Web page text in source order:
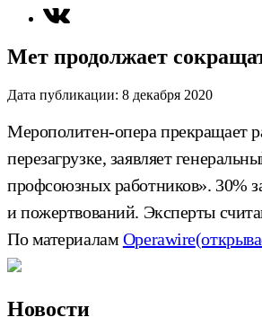
Мет продолжает
Дата публикации: 8 декабря 2020
Мерополитен-опера прекращает
перезагрузке, заявляет
профсоюзных работников». 30%
и пожертвований. Эксперты
По материалам Operawire
Новости